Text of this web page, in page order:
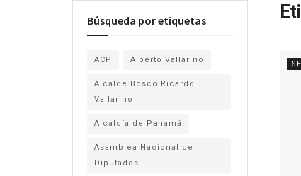
Búsqueda por etiquetas
ACP Alberto Vallarino
Alcalde Bosco Ricardo
Vallarino
Alcaldía de Panamá
Asamblea Nacional de
Diputados